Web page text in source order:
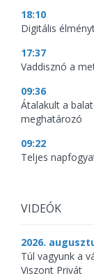
18:10
Digitális
17:37
Vaddisznó a
09:36
Átalakult a
meghatározó
09:22
Teljes
VIDEÓK
2026.
Túl vagyunk a
Viszont Privát